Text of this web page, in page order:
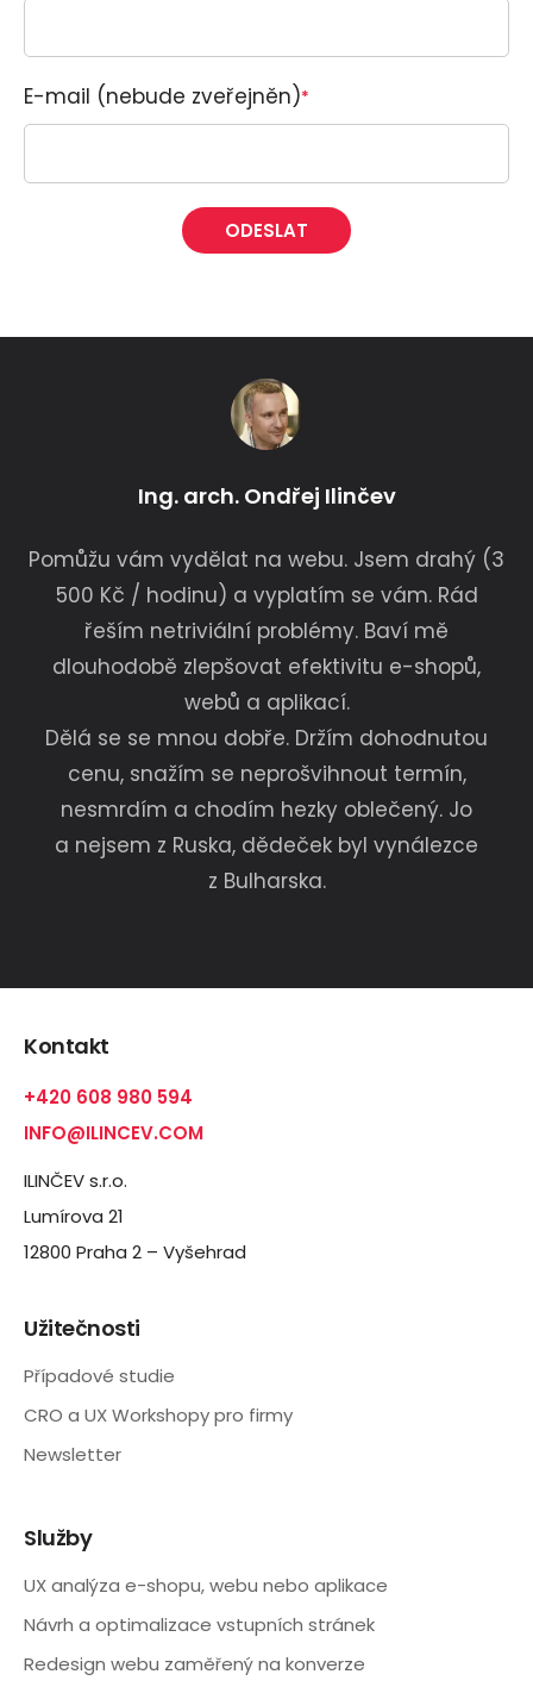
E-mail (nebude zveřejněn)*
Ing. arch. Ondřej Ilinčev
Pomůžu vám vydělat na webu. Jsem drahý (3
500 Kč / hodinu) a vyplatím se vám. Rád
řeším netriviální problémy. Baví mě
dlouhodobě zlepšovat efektivitu e-shopů,
webů a aplikací.
Dělá se se mnou dobře. Držím dohodnutou
cenu, snažím se neprošvihnout termín,
nesmrdím a chodím hezky oblečený. Jo
a nejsem z Ruska, dědeček byl vynálezce
z Bulharska.
Kontakt
+420 608 980 594
INFO@ILINCEV.COM
ILINČEV s.r.o.
Lumírova 21
12800 Praha 2 – Vyšehrad
Užitečnosti
Případové studie
CRO a UX Workshopy pro firmy
Newsletter
Služby
UX analýza e-shopu, webu nebo aplikace
Návrh a optimalizace vstupních stránek
Redesign webu zaměřený na konverze